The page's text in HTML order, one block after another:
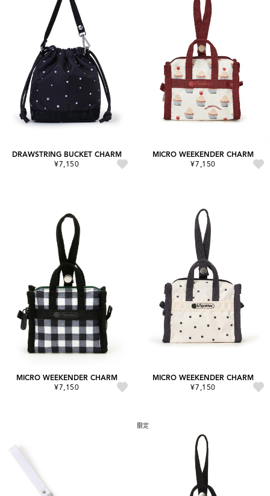
DRAWSTRING BUCKET CHARM
¥7,150
MICRO WEEKENDER CHARM
¥7,150
MICRO WEEKENDER CHARM
¥7,150
MICRO WEEKENDER CHARM
¥7,150
限定